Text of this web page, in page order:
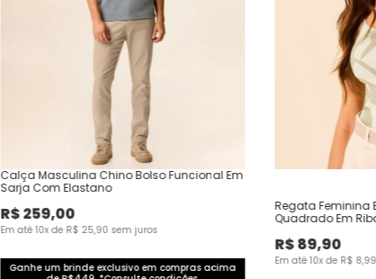
Calça Masculina Chino Bolso Funcional Em
Sarja Com Elastano
R$259,00
Em até10x de R$ 25,90 sem juros
Ganhe um brinde exclusivo em compras acima
Regata Feminina
Quadrado Em
R$89,90
Em até10x de R$ 8,99